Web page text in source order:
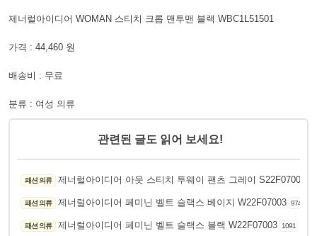
제너럴아이디어 WOMAN 스티치 크롭 맨투맨 블랙 WBC1L51501
가격 : 44,460 원
배송비 : 무료
분류 : 여성 의류
관련된 글도 읽어 보세요!
패션 의류 제너럴아이디어 아웃 스티치 투웨이 팬츠 그레이 S22F07002
패션 의류 제너럴아이디어 페미닌 벨트 슬랙스 베이지 W22F07003 974
패션 의류 제너럴아이디어 페미닌 벨트 슬랙스 블랙 W22F07003 1091